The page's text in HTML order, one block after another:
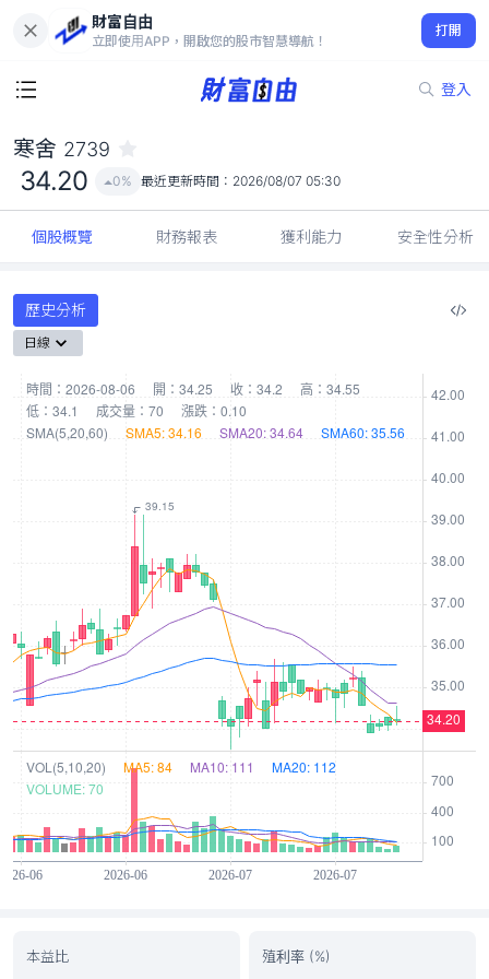
財富自由
立即使用APP，開啟您的股市智慧導航！
打開
登入
34.20
0%
寒舍 2739
34.20 0% 最近更新時間： 2026/08/07 05:30
個股概覽 財務報表 獲利能力 安全性分析
歷史分析
日線
本益比 殖利率 (%)